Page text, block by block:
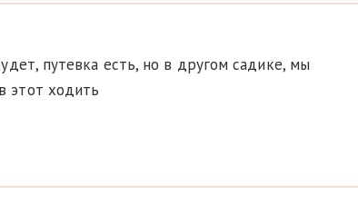
путевка есть, но в другом садике, мы
этот ходить